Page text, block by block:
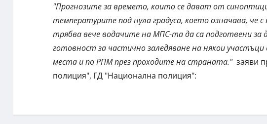
"Прогнозите за времето, които се дават от
температурите под нула градуса, което означава,
трябва вече водачите на МПС-та да са подготвени за
готовност за частично заледяване на някои
места и по РПМ през проходите на страната." заяви
полиция", ГД "Национална полиция":